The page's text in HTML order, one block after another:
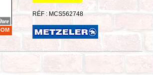
RÉF : MCS562748